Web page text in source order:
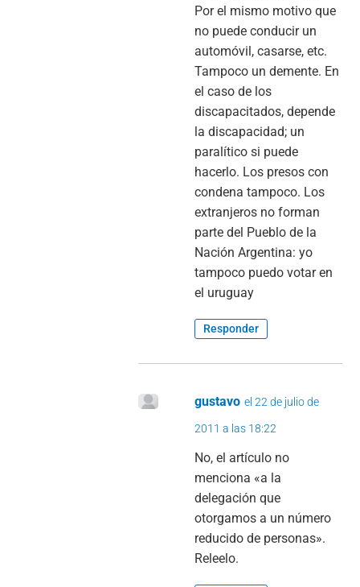
Por el mismo motivo que
no puede conducir un
automóvil, casarse, etc.
Tampoco un demente. En
el caso de los
discapacitados, depende
la discapacidad; un
paralítico si puede
hacerlo. Los presos con
condena tampoco. Los
extranjeros no forman
parte del Pueblo de la
Nación Argentina: yo
tampoco puedo votar en
el uruguay
Responder
gustavo el 22 de julio de
2011 a las 18:22
No, el artículo no
menciona «a la
delegación que
otorgamos a un número
reducido de personas».
Releelo.